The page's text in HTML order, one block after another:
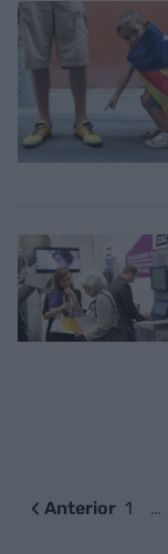
Anterior 1 …